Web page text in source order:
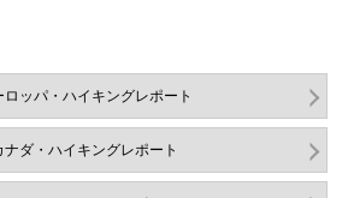
ロッパ・ハイキングレポート
ナダ・ハイキングレポート